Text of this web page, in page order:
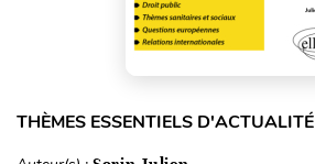
THÈMES ESSENTIELS D'ACTUALITÉ